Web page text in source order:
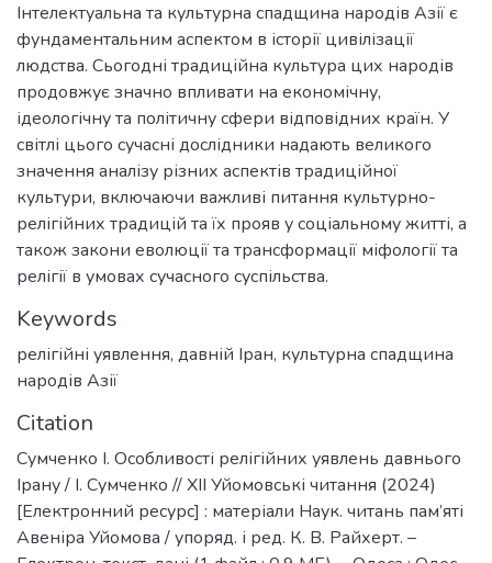
Інтелектуальна та культурна спадщина народів Азії є
фундаментальним аспектом в історії цивілізації
людства. Сьогодні традиційна культура цих народів
продовжує значно впливати на економічну,
ідеологічну та політичну сфери відповідних країн. У
світлі цього сучасні дослідники надають великого
значення аналізу різних аспектів традиційної
культури, включаючи важливі питання культурно-
релігійних традицій та їх прояв у соціальному житті, а
також закони еволюції та трансформації міфології та
релігії в умовах сучасного суспільства.
Keywords
релігійні уявлення, давній Іран, культурна спадщина
народів Азії
Citation
Сумченко І. Особливості релігійних уявлень давнього
Ірану / І. Сумченко // XІІ Уйомовські читання (2024)
[Електронний ресурс] : матеріали Наук. читань пам’яті
Авеніра Уйомова / упоряд. і ред. К. В. Райхерт. –